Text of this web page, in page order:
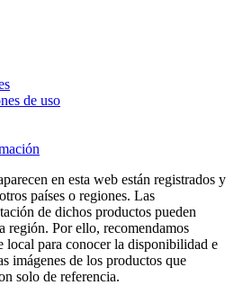
de uso
en esta web están registrados y
países o regiones. Las
de dichos productos pueden
región. Por ello, recomendamos
local para conocer la disponibilidad e
imágenes de los productos que
solo de referencia.